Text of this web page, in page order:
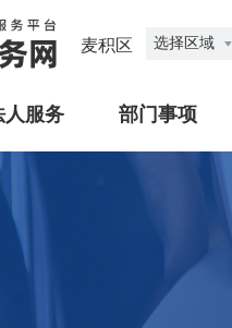
麦积区 选择区域
人服务 部门事项